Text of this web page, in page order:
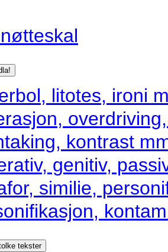
litotes, ironi
kontrast
genitiv,
similie,
tekster